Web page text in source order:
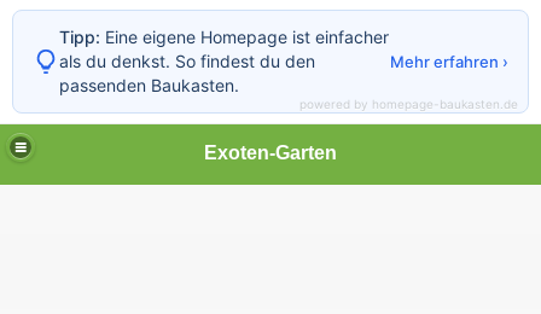
Exoten-Garten
Tipp: Eine eigene Homepage ist einfacher
als du denkst. So findest du den
passenden Baukasten.
Mehr erfahren ›
powered by homepage-baukasten.de